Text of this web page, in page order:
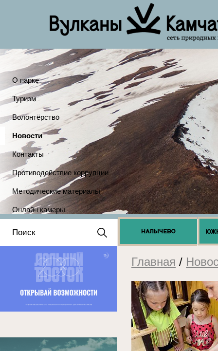
О парке
Туризм
Волонтёрство
Новости
Контакты
Противодействие коррупции
Методические материалы
Онлайн камеры
Положение о выдаче
разрешений 2025
Главная /